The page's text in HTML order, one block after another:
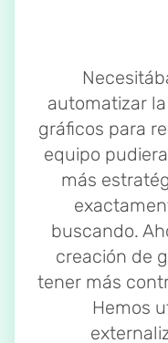
automatizar
gráficos para
equipo
más
buscando.
creación de
tener más
Hemos